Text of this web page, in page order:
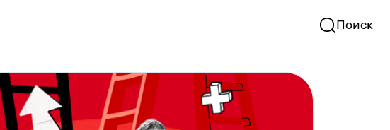
Поиск